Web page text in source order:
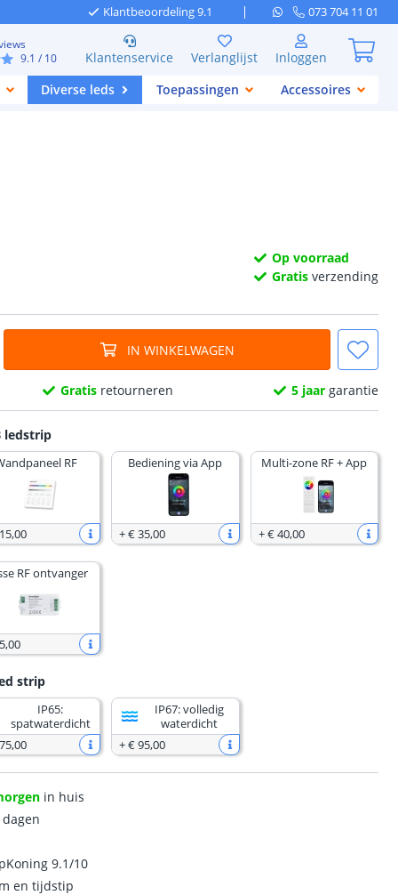
Klantbeoordeling 9.1 073 704 11 01
9.1 / 10 Klantenservice Verlanglijst
Inloggen
Diverse leds Toepassingen Accessoires
Op voorraad
Gratis verzending
IN WINKELWAGEN
Gratis retourneren 5 jaargarantie
ledstrip
RF
,00
Bediening via App
+€ 35,00
Multi-zone RF + App
+€ 40,00
RF ontvanger
,00
strip
IP65:
spatwaterdicht
,00
IP67: volledig
waterdicht
+€ 95,00
in huis
9.1/10
en tijdstip